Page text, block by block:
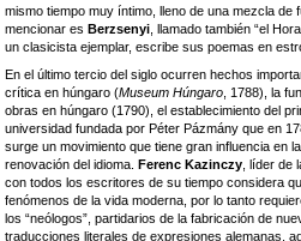
mismo tiempo muy íntimo, lleno de una mezcla
mencionar es Berzsenyi , llamado también “el
un clasicista ejemplar, escribe sus poemas en
En el último tercio del siglo ocurren hechos
crítica en húngaro (Museum Húngaro , 1788), la
obras en húngaro (1790), el establecimiento del
universidad fundada por Péter Pázmány que en
surge un movimiento que tiene gran influencia en
renovación del idioma. Ferenc Kazinczy , líder
con todos los escritores de su tiempo considera
fenómenos de la vida moderna, por lo tanto
los “neólogos”, partidarios de la fabricación de
traducciones literales de expresiones alemanas,